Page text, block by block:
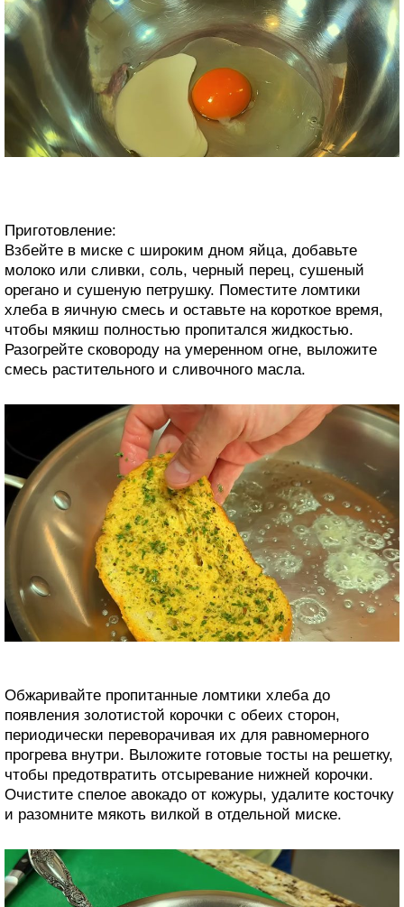
Приготовление:
Взбейте в миске с широким дном яйца, добавьте
молоко или сливки, соль, черный перец, сушеный
орегано и сушеную петрушку. Поместите ломтики
хлеба в яичную смесь и оставьте на короткое время,
чтобы мякиш полностью пропитался жидкостью.
Разогрейте сковороду на умеренном огне, выложите
смесь растительного и сливочного масла.
Обжаривайте пропитанные ломтики хлеба до
появления золотистой корочки с обеих сторон,
периодически переворачивая их для равномерного
прогрева внутри. Выложите готовые тосты на решетку,
чтобы предотвратить отсыревание нижней корочки.
Очистите спелое авокадо от кожуры, удалите косточку
и разомните мякоть вилкой в отдельной миске.